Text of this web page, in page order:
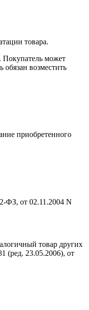
товара.
Покупатель может
обязан возместить
приобретенного
ФЗ, от 02.11.2004 N
товар других
(ред. 23.05.2006), от